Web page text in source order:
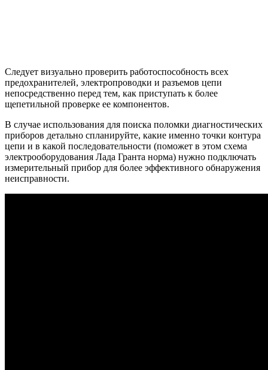
Следует визуально проверить работоспособность всех
предохранителей, электропроводки и разъемов цепи
непосредственно перед тем, как приступать к более
щепетильной проверке ее компонентов.
В случае использования для поиска поломки диагностических
приборов детально спланируйте, какие именно точки контура
цепи и в какой последовательности (поможет в этом схема
электрооборудования Лада Гранта норма) нужно подключать
измерительный прибор для более эффективного обнаружения
неисправности.